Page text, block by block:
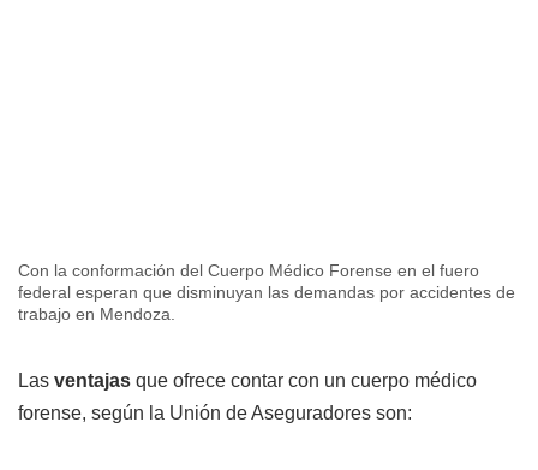
Con la conformación del Cuerpo Médico Forense en el fuero
federal esperan que disminuyan las demandas por accidentes de
trabajo en Mendoza.
Las ventajas que ofrece contar con un cuerpo médico
forense, según la Unión de Aseguradores son: